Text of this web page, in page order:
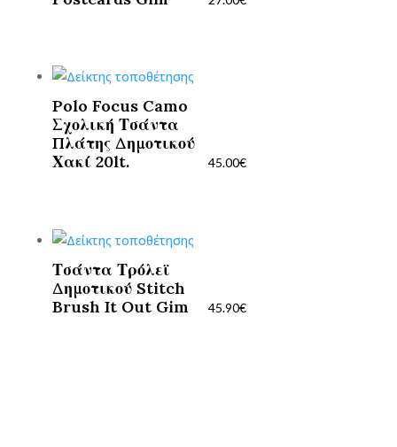
Polo Focus Camo
Σχολική Τσάντα
Πλάτης Δημοτικού
Χακί 20lt.
45.00€
Τσάντα Τρόλεϊ
Δημοτικού Stitch
Brush It Out Gim
45.90€